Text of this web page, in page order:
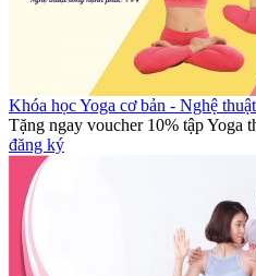
Khóa học Yoga cơ bản - Nghệ
Tặng ngay voucher 10% tập Yoga
đăng ký